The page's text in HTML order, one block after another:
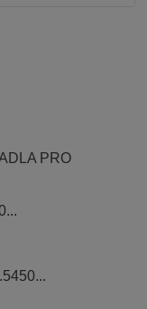
PRO